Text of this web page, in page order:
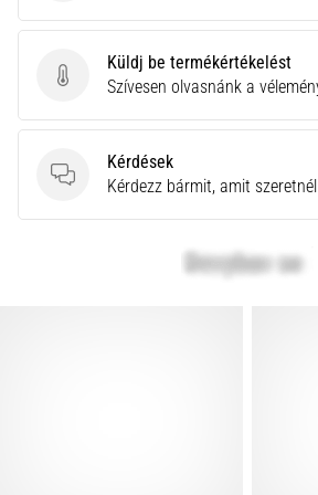
Küldj be termékértékelést
Küldj be termékértékelést
Szívesen olvasnánk a
Kérdések
Kérdések
Kérdezz bármit, amit szeretnél